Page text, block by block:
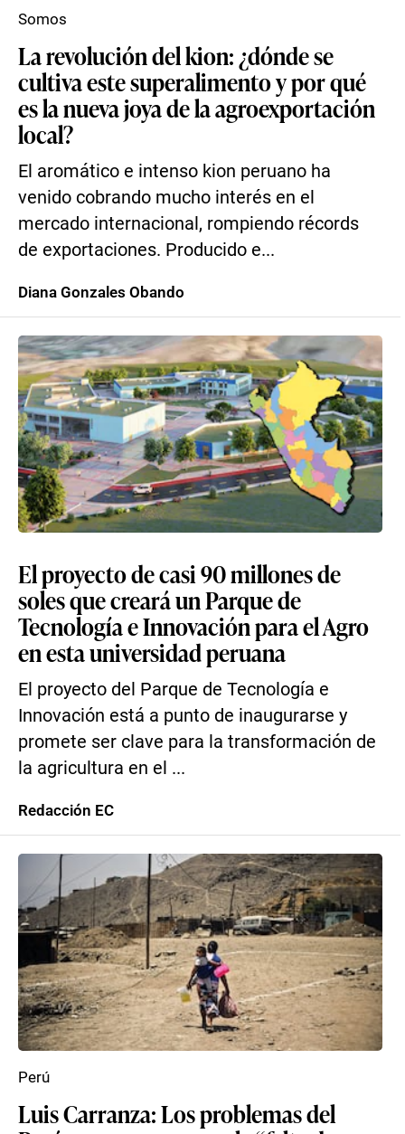
La revolución del kion: ¿dónde se
cultiva este superalimento y por qué
es la nueva joya de la agroexportación
local?
El aromático e intenso kion peruano ha
venido cobrando mucho interés en el
mercado internacional, rompiendo récords
de exportaciones. Producido e...
Somos
Diana Gonzales Obando
El proyecto de casi 90 millones de
soles que creará un Parque de
Tecnología e Innovación para el Agro
en esta universidad peruana
El proyecto del Parque de Tecnología e
Innovación está a punto de inaugurarse y
promete ser clave para la transformación de
la agricultura en el ...
Redacción EC
Luis Carranza: Los problemas del
Perú